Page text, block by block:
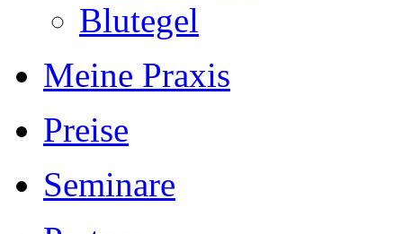
Blutegel
Meine Praxis
Preise
Seminare